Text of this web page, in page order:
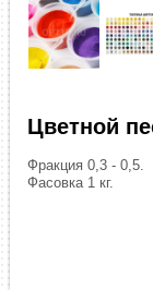
Цветной
Фракция 0,3 - 0,5.
Фасовка 1 кг.